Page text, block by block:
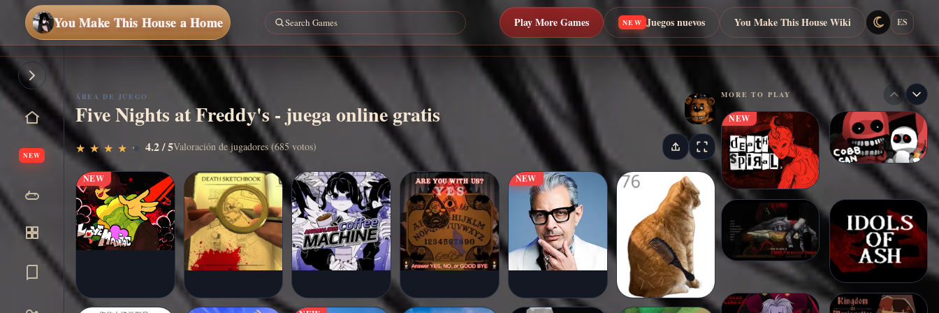
You Make This House a Home Play More Games NEW Juegos nuevos You Make This House Wiki ES
NEW▶Jugar
ahora
ÁREA DE JUEGO
Five Nights at Freddy's - juega online gratis
★
★ ★
★ ★
★ ★
★ ★
★ 4.2 / 5Valoración de jugadores (685 votos)
NEW NEW
MORE TO PLAY
NEW